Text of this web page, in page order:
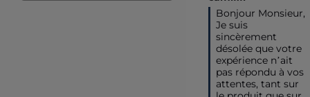
Bonjour Monsieur,
Je suis
sincèrement
désolée que votre
expérience n’ait
pas répondu à vos
attentes, tant sur